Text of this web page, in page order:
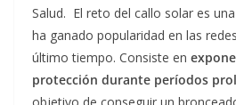
Salud. El reto del callo solar es
ha ganado popularidad en las
último tiempo. Consiste en
protección durante períodos